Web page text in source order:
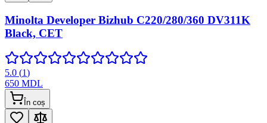
Minolta Developer Bizhub C220/280/360 DV311K
Black, CET
5.0 (1)
650 MDL
În coș